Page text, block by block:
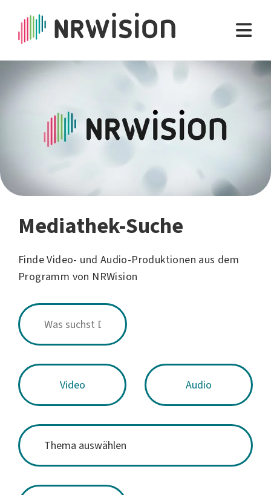
Mediathek-Suche
Finde Video- und Audio-Produktionen aus dem
Programm von NRWision
Video Audio